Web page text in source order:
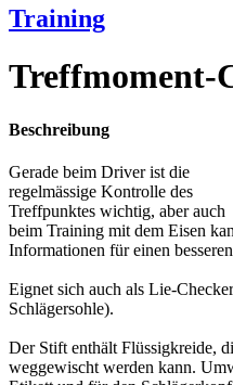
Training
Treffmoment-
Beschreibung
Gerade beim Driver ist die
regelmässige Kontrolle des
Treffpunktes wichtig, aber auch
beim Training mit dem Eisen
Informationen für einen
Eignet sich auch als Lie-
Schlägersohle).
Der Stift enthält Flüssigkreide,
weggewischt werden kann.